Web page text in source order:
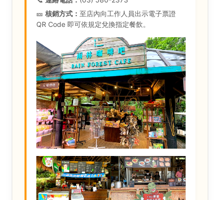
🎫 核銷方式： 至店內向工作人員出示電子票證
QR Code 即可依規定兌換指定餐飲。